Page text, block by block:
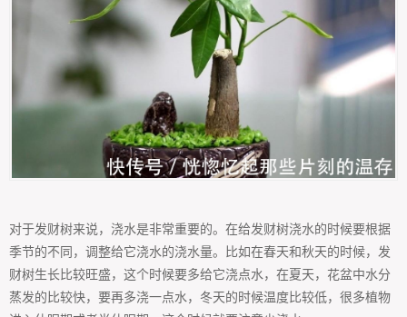
对于发财树来说，浇水是非常重要的。在给发财树浇水的时候要根据
季节的不同，调整给它浇水的浇水量。比如在春天和秋天的时候，发
财树生长比较旺盛，这个时候要多给它浇点水，在夏天，花盆中水分
蒸发的比较快，要再多浇一点水，冬天的时候温度比较低，很多植物